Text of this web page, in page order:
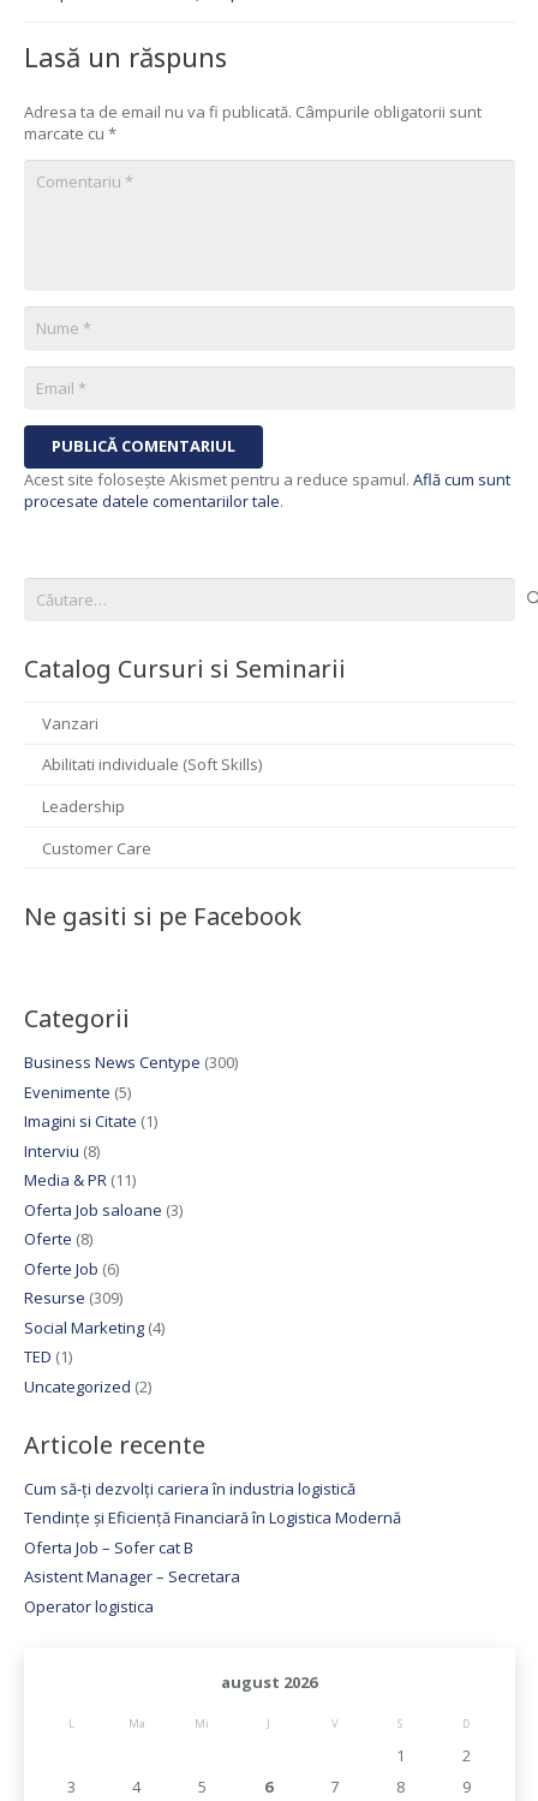
Lasă un răspuns
Adresa ta de email nu va fi publicată. Câmpurile obligatorii sunt
marcate cu *
PUBLICĂ COMENTARIUL
Acest site folosește Akismet pentru a reduce spamul. Află cum sunt
procesate datele comentariilor tale.
după:
Catalog Cursuri si Seminarii
Vanzari
Abilitati individuale (Soft Skills)
Leadership
Customer Care
Ne gasiti si pe Facebook
Categorii
Business News Centype (300)
Evenimente (5)
Imagini si Citate (1)
Interviu (8)
Media & PR(11)
Oferta Job saloane (3)
Oferte (8)
Oferte Job (6)
Resurse (309)
Social Marketing(4)
TED (1)
Uncategorized (2)
Articole recente
Cum să-ți dezvolți cariera în industria logistică
Tendințe și Eficiență Financiară în Logistica Modernă
Oferta Job – Sofer cat B
Asistent Manager – Secretara
Operator logistica
august 2026
L Ma Mi J V S D
1
2
3
4 5 6 7 8
9